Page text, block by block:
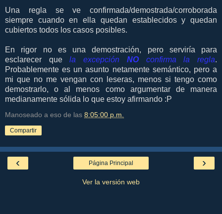
Una regla se ve confirmada/demostrada/corroborada
siempre cuando en ella quedan establecidos y quedan
cubiertos todos los casos posibles.
En rigor no es una demostración, pero serviría para
esclarecer quela excepción NO confirma la regla.
Probablemente es un asunto netamente semántico, pero a
mi que no me vengan con leseras, menos si tengo como
demostrarlo, o al menos como argumentar de manera
medianamente sólida lo que estoy afirmando :P
Manoseado a eso de las 8:05:00 p.m.
Compartir
‹ ›
Página Principal
Ver la versión web